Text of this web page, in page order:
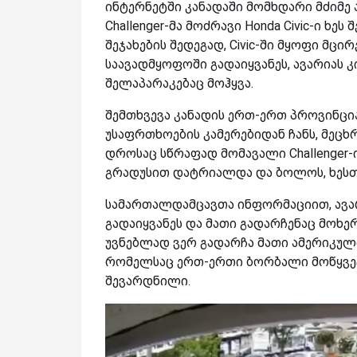
ინტერნეტში კანადაში მომხდარი
Challenger-მა მოძრავი Honda Civic-ი ხეს
შეჯახების შედეგად, Civic-ში მყოფი
საავადმყოფოში გადაიყვანეს,
შელაპარაკებაც მოჰყვა.
შემთხვევა კანადის ერთ-ერთ
უსაფრთხოების კამერებიდან ჩანს,
დროსაც სწრაფად მომავალი Challenger-
გრადუსით დატრიალდა და ბოლოს,
სამართალდამცავთა ინფორმაციით,
გადაიყვანეს და მათი გადარჩენაც
უვნებლად ვერ გადარჩა მათი
რომელსაც ერთ-ერთი ბორბალი
შევარდნილი.